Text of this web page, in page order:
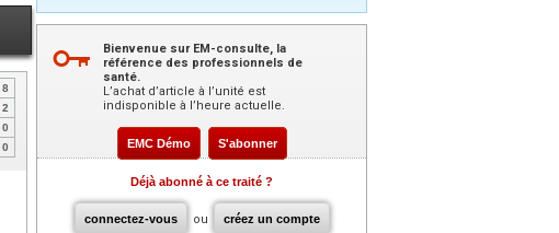
8
2
0
0
Bienvenue sur EM-consulte, la
référence des professionnels de
santé.
L’achat d’article à l’unité est
indisponible à l’heure actuelle.
EMC Démo S'abonner
Déjà abonné à ce traité ?
connectez-vous ou créez un compte